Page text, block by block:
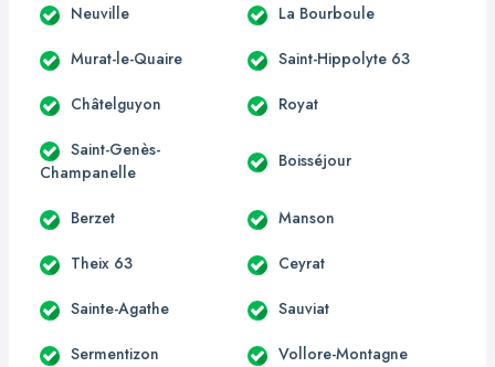
Neuville La Bourboule
Murat-le-Quaire Saint-Hippolyte 63
Châtelguyon Royat
Saint-Genès-
Champanelle
Boisséjour
Berzet Manson
Theix 63 Ceyrat
Sainte-Agathe Sauviat
Sermentizon Vollore-Montagne